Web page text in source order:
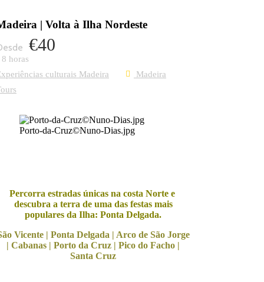
| Volta à Ilha Nordeste
€40
8 horas
culturais Madeira
Madeira
Porto-da-Cruz©Nuno-Dias.jpg
Percorra estradas únicas na costa Norte e
descubra a terra de uma das festas mais
populares da Ilha: Ponta Delgada.
Vicente | Ponta Delgada | Arco de São Jorge
| Cabanas | Porto da Cruz | Pico do Facho |
Santa Cruz